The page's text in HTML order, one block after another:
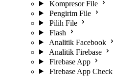
Kompresor File
Pengirim File
Pilih File
Flash
Analitik Facebook
Analitik Firebase
Firebase App
Firebase App Check